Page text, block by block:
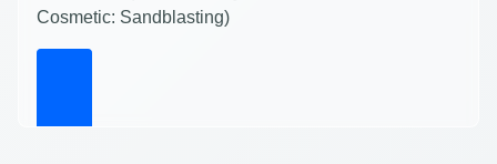
Cosmetic: Sandblasting)